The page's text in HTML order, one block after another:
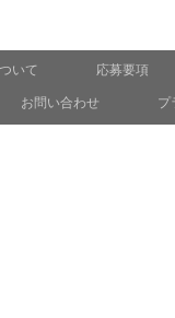
いて 応募要項
お問い合わせ プ